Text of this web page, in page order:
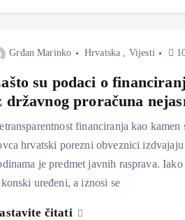
Grđan Marinko Hrvatska , Vijesti
su podaci o
državnog proračuna
financiranja kao
hrvatski porezni obveznici
je predmet javnih rasprava.
uređeni, a iznosi se
čitati